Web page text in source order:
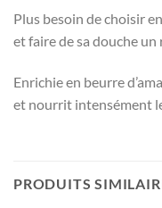
Plus besoin de choisir
et faire de sa douche
Enrichie en beurre
et nourrit intensément
PRODUITS